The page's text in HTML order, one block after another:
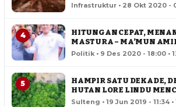
Infrastruktur • 28 Okt 2020 -
4
HITUNGAN CEPAT,
MASTURA – MA’MUN
SULTENG
Politik • 9 Des 2020 - 18:00 •
5
HAMPIR SATU DEKADE,
HUTAN LORE LINDU
HEKTAR
Sulteng • 19 Jun 2019 - 11:34 •